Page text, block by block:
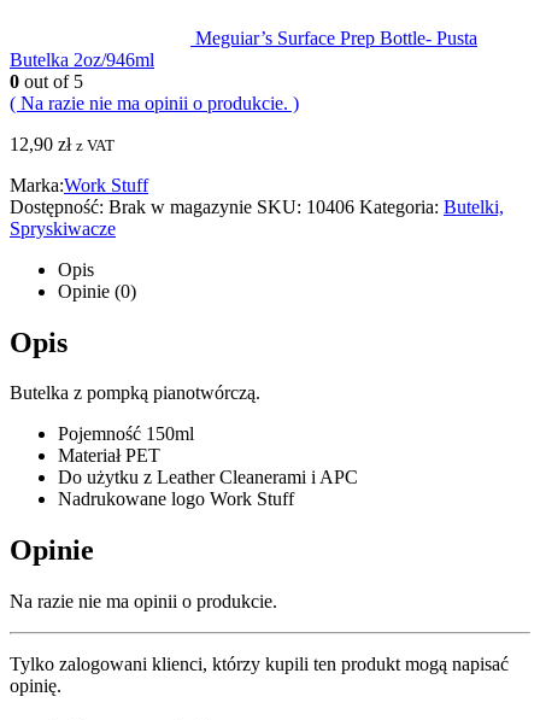
Meguiar’s Surface Prep Bottle- Pusta
Butelka 2oz/946ml
0 out of 5
( Na razie nie ma opinii o produkcie. )
12,90 zł z VAT
Marka:Work Stuff
Dostępność: Brak w magazynie SKU: 10406 Kategoria: Butelki,
Spryskiwacze
Opis
Opinie (0)
Opis
Butelka z pompką pianotwórczą.
Pojemność 150ml
Materiał PET
Do użytku z Leather Cleanerami i APC
Nadrukowane logo Work Stuff
Opinie
Na razie nie ma opinii o produkcie.
Tylko zalogowani klienci, którzy kupili ten produkt mogą napisać
opinię.